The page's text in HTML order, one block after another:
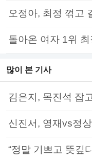
오정아, 최정 꺾고
돌아온 여자 1위
많이 본 기사
김은지, 목진석 잡
신진서, 영재vs정
“정말 기쁘고 뜻깊